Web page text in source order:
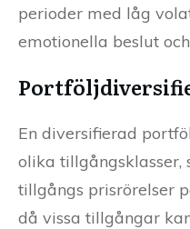
perioder med låg
emotionella beslut
En diversifierad
olika tillgångsklasser,
tillgångs prisrörelser
då vissa tillgångar